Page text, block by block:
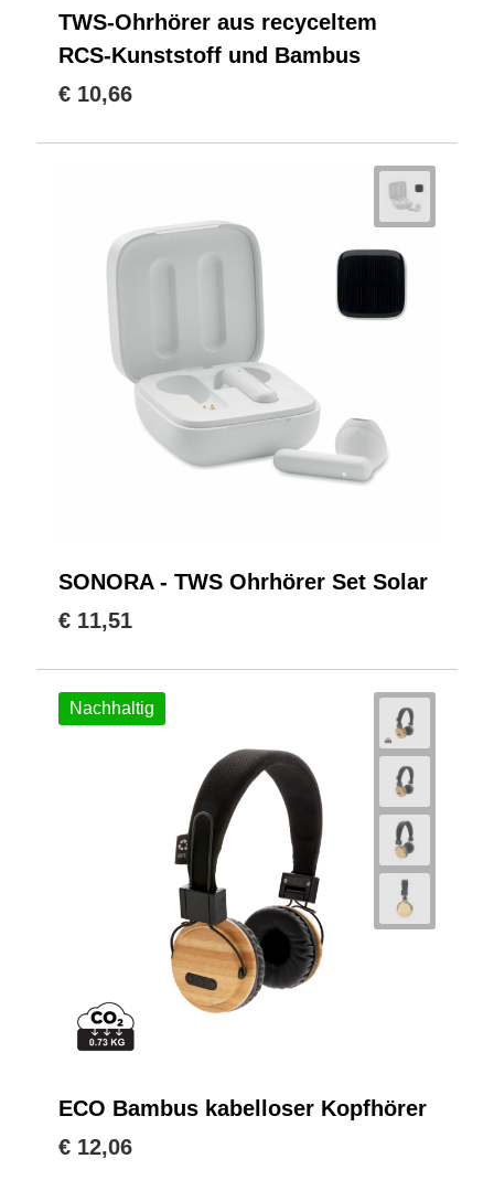
TWS-Ohrhörer aus recyceltem
RCS-Kunststoff und Bambus
€ 10,66
SONORA - TWS Ohrhörer Set Solar
€ 11,51
Nachhaltig
ECO Bambus kabelloser Kopfhörer
€ 12,06